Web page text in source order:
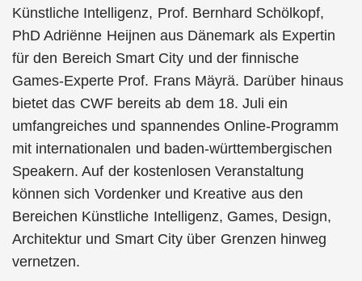
Künstliche Intelligenz, Prof. Bernhard Schölkopf,
PhD Adriënne Heijnen aus Dänemark als Expertin
für den Bereich Smart City und der finnische
Games-Experte Prof. Frans Mäyrä. Darüber hinaus
bietet das CWF bereits ab dem 18. Juli ein
umfangreiches und spannendes Online-Programm
mit internationalen und baden-württembergischen
Speakern. Auf der kostenlosen Veranstaltung
können sich Vordenker und Kreative aus den
Bereichen Künstliche Intelligenz, Games, Design,
Architektur und Smart City über Grenzen hinweg
vernetzen.